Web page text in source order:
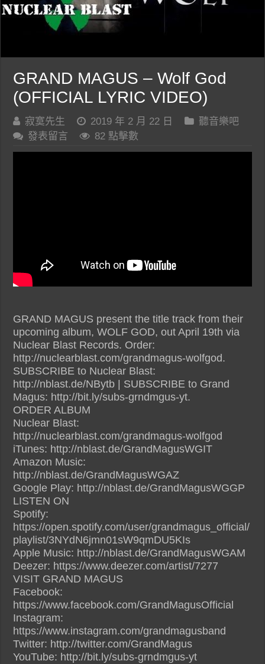
GRAND MAGUS – Wolf God
(OFFICIAL LYRIC VIDEO)
寂寞先生 2019 年 2 月 22 日
聽音樂吧
發表留言
82 點擊數
GRAND MAGUS present the title track from their
upcoming album, WOLF GOD, out April 19th via
Nuclear Blast Records. Order:
http://nuclearblast.com/grandmagus-wolfgod.
SUBSCRIBE to Nuclear Blast:
http://nblast.de/NBytb | SUBSCRIBE to Grand
Magus: http://bit.ly/subs-grndmgus-yt.
ORDER ALBUM
Nuclear Blast:
http://nuclearblast.com/grandmagus-wolfgod
iTunes: http://nblast.de/GrandMagusWGIT
Amazon Music:
http://nblast.de/GrandMagusWGAZ
Google Play: http://nblast.de/GrandMagusWGGP
LISTEN ON
Spotify:
https://open.spotify.com/user/grandmagus_official/
playlist/3NYdN6jmn01sW9qmDU5KIs
Apple Music: http://nblast.de/GrandMagusWGAM
Deezer: https://www.deezer.com/artist/7277
VISIT GRAND MAGUS
Facebook:
https://www.facebook.com/GrandMagusOfficial
Instagram:
https://www.instagram.com/grandmagusband
Twitter: http://twitter.com/GrandMagus
YouTube: http://bit.ly/subs-grndmgus-yt